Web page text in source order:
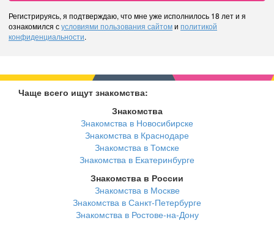
Регистрируясь, я подтверждаю, что мне уже исполнилось 18 лет и я
ознакомился сусловиями пользования сайтоми политикой
конфиденциальности.
Чаще всего ищут знакомства:
Знакомства
Знакомства в Новосибирске
Знакомства в Краснодаре
Знакомства в Томске
Знакомства в Екатеринбурге
Знакомства в России
Знакомства в Москве
Знакомства в Санкт-Петербурге
Знакомства в Ростове-на-Дону